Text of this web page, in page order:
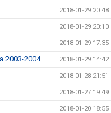
2018-01-29 20:48
2018-01-29 20:10
2018-01-29 17:35
2003-2004 2018-01-29 14:42
2018-01-28 21:51
2018-01-27 19:49
2018-01-20 18:55